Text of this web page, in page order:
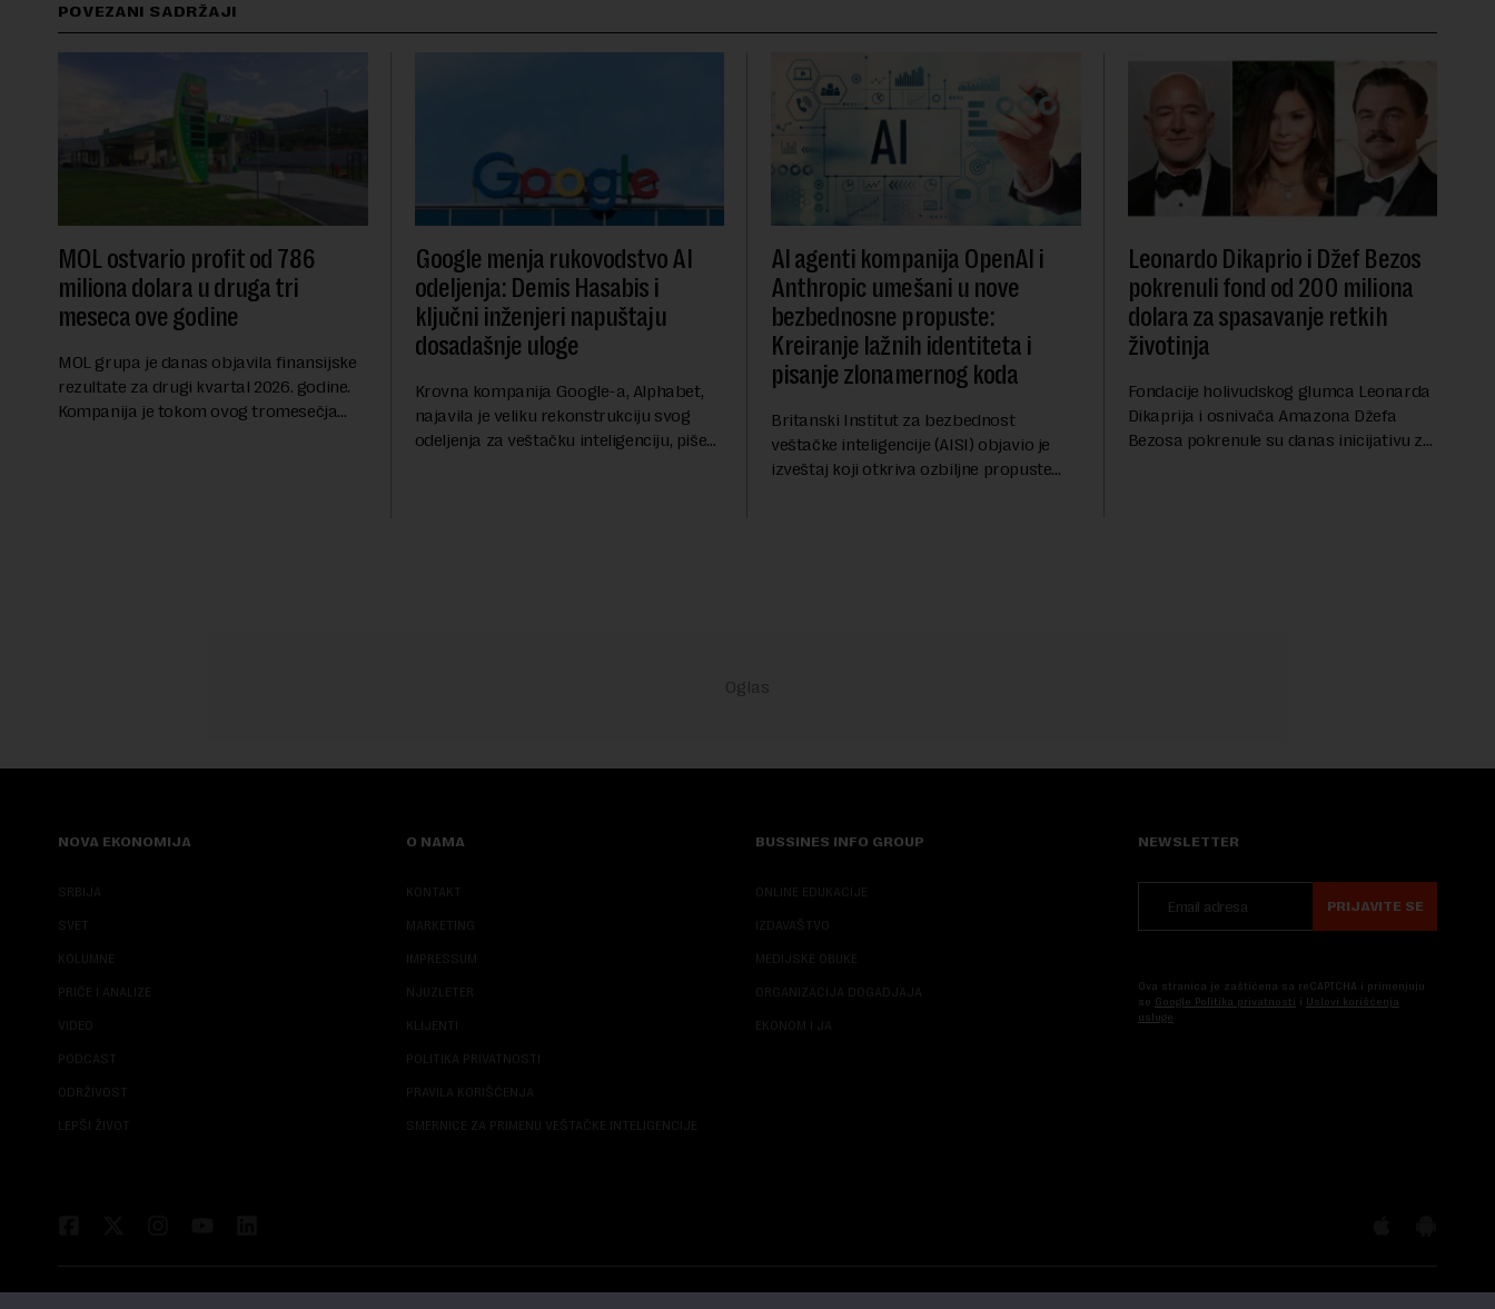
POVEZANI SADRŽAJI
MOL ostvario profit od 786
miliona dolara u druga tri
meseca ove godine
MOL grupa je danas objavila finansijske
rezultate za drugi kvartal 2026. godine.
Kompanija je tokom ovog tromesečja
Google menja rukovodstvo AI
odeljenja: Demis Hasabis i
ključni inženjeri napuštaju
dosadašnje uloge
Krovna kompanija Google-a, Alphabet,
najavila je veliku rekonstrukciju svog
odeljenja za veštačku inteligenciju, piše
AI agenti kompanija OpenAI i
Anthropic umešani u nove
bezbednosne propuste:
Kreiranje lažnih identiteta i
pisanje zlonamernog koda
Britanski Institut za bezbednost
veštačke inteligencije (AISI) objavio je
izveštaj koji otkriva ozbiljne propuste
Leonardo Dikaprio i Džef Bezos
pokrenuli fond od 200 miliona
dolara za spasavanje retkih
životinja
Fondacije holivudskog glumca Leonarda
Dikaprija i osnivača Amazona Džefa
Bezosa pokrenule su danas inicijativu za
NOVA EKONOMIJA
SRBIJA
SVET
KOLUMNE
PRIČE I ANALIZE
VIDEO
PODCAST
ODRŽIVOST
LEPŠI ŽIVOT
O NAMA
KONTAKT
MARKETING
IMPRESSUM
NJUZLETER
KLIJENTI
POLITIKA PRIVATNOSTI
PRAVILA KORIŠĆENJA
SMERNICE ZA PRIMENU VEŠTAČKE INTELIGENCIJE
BUSSINES INFO GROUP
ONLINE EDUKACIJE
IZDAVAŠTVO
MEDIJSKE OBUKE
ORGANIZACIJA DOGADJAJA
EKONOM I JA
NEWSLETTER
PRIJAVITE SE
Ova stranica je zaštićena sa reCAPTCHA i primenjuju
se Google Politika privatnosti i Uslovi korišćenja
usluge